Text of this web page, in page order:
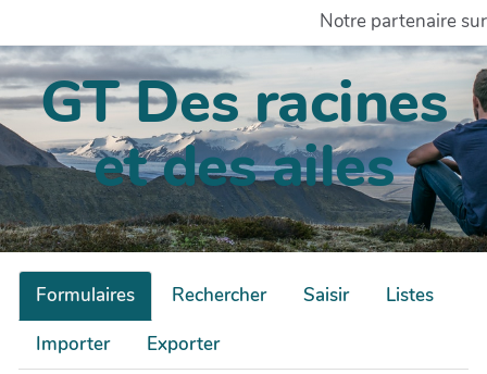
Notre partenaire
GT Des racines
et des ailes
Formulaires Rechercher Saisir
Listes
Importer
Exporter